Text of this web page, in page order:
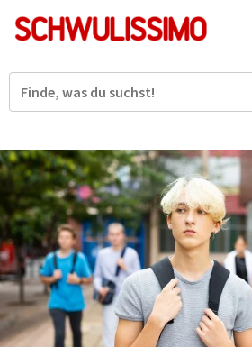
zum
Inhalt
Suche